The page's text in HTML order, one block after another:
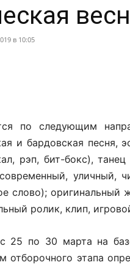
в 10:05
по следующим
и бардовская песня,
рэп, бит-бокс),
уличный,
слово); оригинальный
ролик, клип,
25 по 30 марта на
отборочного этапа